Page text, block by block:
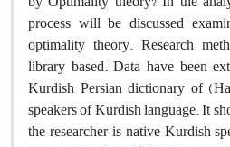
process will be discussed
optimality theory. Research
library based. Data have been
Kurdish Persian dictionary of
speakers of Kurdish language. It
the researcher is native Kurdish